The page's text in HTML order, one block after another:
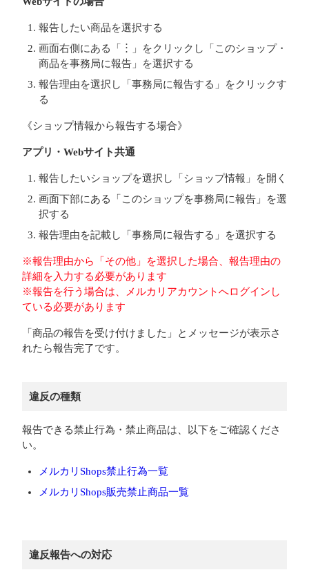
報告したい商品を選択する
画面右側にある「︙」をクリックし「このショップ・
商品を事務局に報告」を選択する
報告理由を選択し「事務局に報告する」をクリックす
る
《ショップ情報から報告する場合》
アプリ・Webサイト共通
報告したいショップを選択し「ショップ情報」を開く
画面下部にある「このショップを事務局に報告」を選
択する
報告理由を記載し「事務局に報告する」を選択する
※報告理由から「その他」を選択した場合、報告理由の
詳細を入力する必要があります
※報告を行う場合は、メルカリアカウントへログインし
ている必要があります
「商品の報告を受け付けました」とメッセージが表示さ
れたら報告完了です。
違反の種類
報告できる禁止行為・禁止商品は、以下をご確認くださ
い。
メルカリShops禁止行為一覧
メルカリShops販売禁止商品一覧
違反報告への対応